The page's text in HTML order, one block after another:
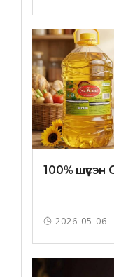
100%
2026-05-06